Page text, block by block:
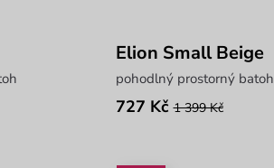
Elion Small Beige
pohodlný prostorný batoh
727 Kč 1 399 Kč